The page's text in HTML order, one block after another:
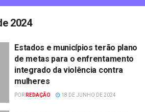
2024
Estados e municípios terão plano
de metas para o enfrentamento
integrado da violência contra
mulheres
POR REDAÇÃO 18 DE JUNHO DE 2024